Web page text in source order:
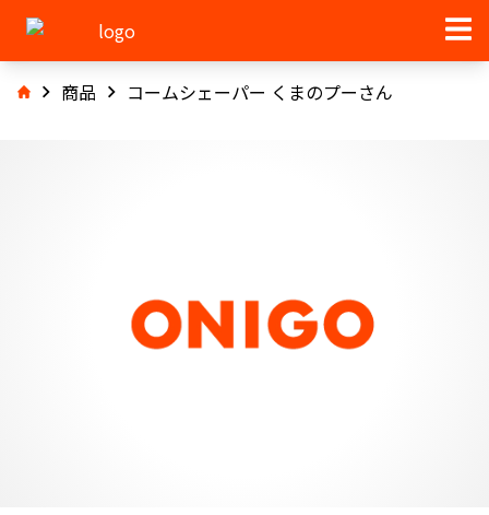
商品 コームシェーパー くまのプーさん